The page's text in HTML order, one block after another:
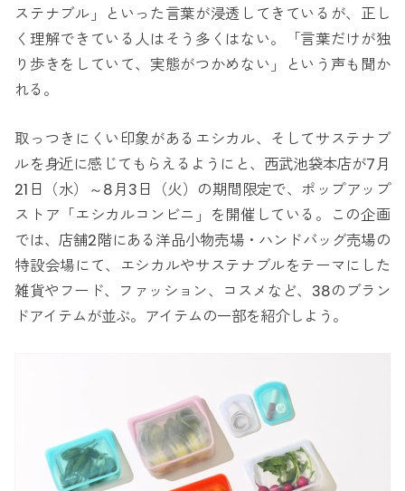
ステナブル」といった言葉が浸透してきているが、正し
く理解できている人はそう多くはない。「言葉だけが独
り歩きをしていて、実態がつかめない」という声も聞か
れる。
取っつきにくい印象があるエシカル、そしてサステナブ
ルを身近に感じてもらえるようにと、西武池袋本店が7月
21日（水）～8月3日（火）の期間限定で、ポップアップ
ストア「エシカルコンビニ」を開催している。この企画
では、店舗2階にある洋品小物売場・ハンドバッグ売場の
特設会場にて、エシカルやサステナブルをテーマにした
雑貨やフード、ファッション、コスメなど、38のブラン
ドアイテムが並ぶ。アイテムの一部を紹介しよう。